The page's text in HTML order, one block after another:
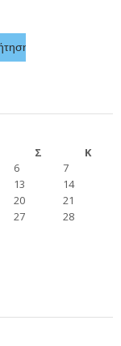
Σ Κ
6 7
13
14
20 21
27 28